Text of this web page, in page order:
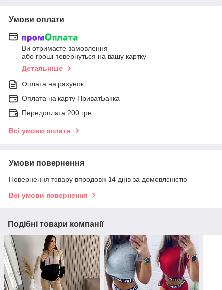
Умови оплати
Ви отримаєте замовлення
або гроші повернуться на вашу картку
Детальніше
Оплата на рахунок
Оплата на карту ПриватБанка
Передоплата 200 грн
Всі умови оплати
Умови повернення
Повернення товару впродовж 14 днів за домовленістю
Всі умови повернення
Подібні товари компанії